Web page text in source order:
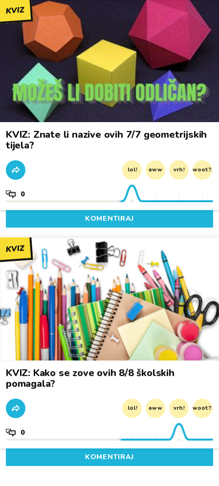
KVIZ
KVIZ: Znate li nazive ovih 7/7 geometrijskih
tijela?
lol! aww vrh! woot?!
0
KOMENTIRAJ
KVIZ
KVIZ: Kako se zove ovih 8/8 školskih
pomagala?
lol! aww vrh! woot?!
0
KOMENTIRAJ